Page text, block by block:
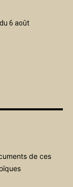
du 6 août
de ces